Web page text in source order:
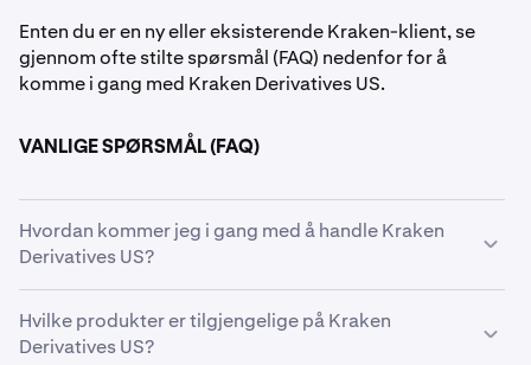
Enten du er en ny eller eksisterende Kraken-klient, se
gjennom ofte stilte spørsmål (FAQ) nedenfor for å
komme i gang med Kraken Derivatives US.
VANLIGE SPØRSMÅL (FAQ)
Hvordan kommer jeg i gang med å handle Kraken
Derivatives US?
For å begynne å handle Kraken Derivatives US, lås opp
handel direkte fra din Kraken Pro-konto. Du trenger en
Hvilke produkter er tilgjengelige på Kraken
Derivatives US?